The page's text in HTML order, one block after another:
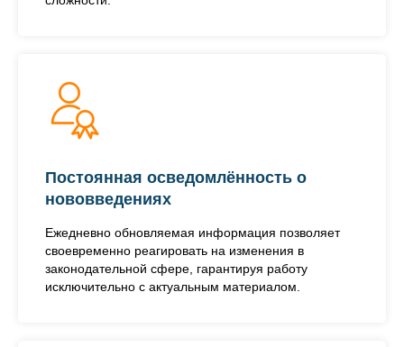
Постоянная осведомлённость о
нововведениях
Ежедневно обновляемая информация позволяет
своевременно реагировать на изменения в
законодательной сфере, гарантируя работу
исключительно с актуальным материалом.